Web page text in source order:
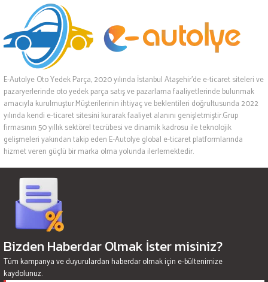
E-Autolye Oto Yedek Parça, 2020 yılında İstanbul Ataşehir’de e-ticaret siteleri ve
pazaryerlerinde oto yedek parça satış ve pazarlama faaliyetlerinde bulunmak
amacıyla kurulmuştur.Müşterilerinin ihtiyaç ve beklentileri doğrultusunda 2022
yılında kendi e-ticaret sitesini kurarak faaliyet alanını genişletmiştir.Grup
firmasının 50 yıllık sektörel tecrübesi ve dinamik kadrosu ile teknolojik
gelişmeleri yakından takip eden E-Autolye global e-ticaret platformlarında
hizmet veren güçlü bir marka olma yolunda ilerlemektedir.
Bizden Haberdar Olmak İster misiniz?
Tüm kampanya ve duyurulardan haberdar olmak için e-bültenimize
kaydolunuz.